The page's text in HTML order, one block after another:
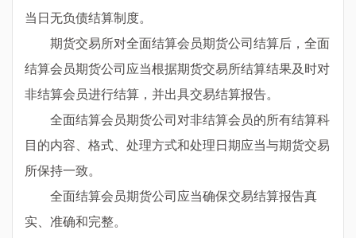
当日无负债结算制度。
期货交易所对全面结算会员期货公司结算后，全面
结算会员期货公司应当根据期货交易所结算结果及时对
非结算会员进行结算，并出具交易结算报告。
全面结算会员期货公司对非结算会员的所有结算科
目的内容、格式、处理方式和处理日期应当与期货交易
所保持一致。
全面结算会员期货公司应当确保交易结算报告真
实、准确和完整。